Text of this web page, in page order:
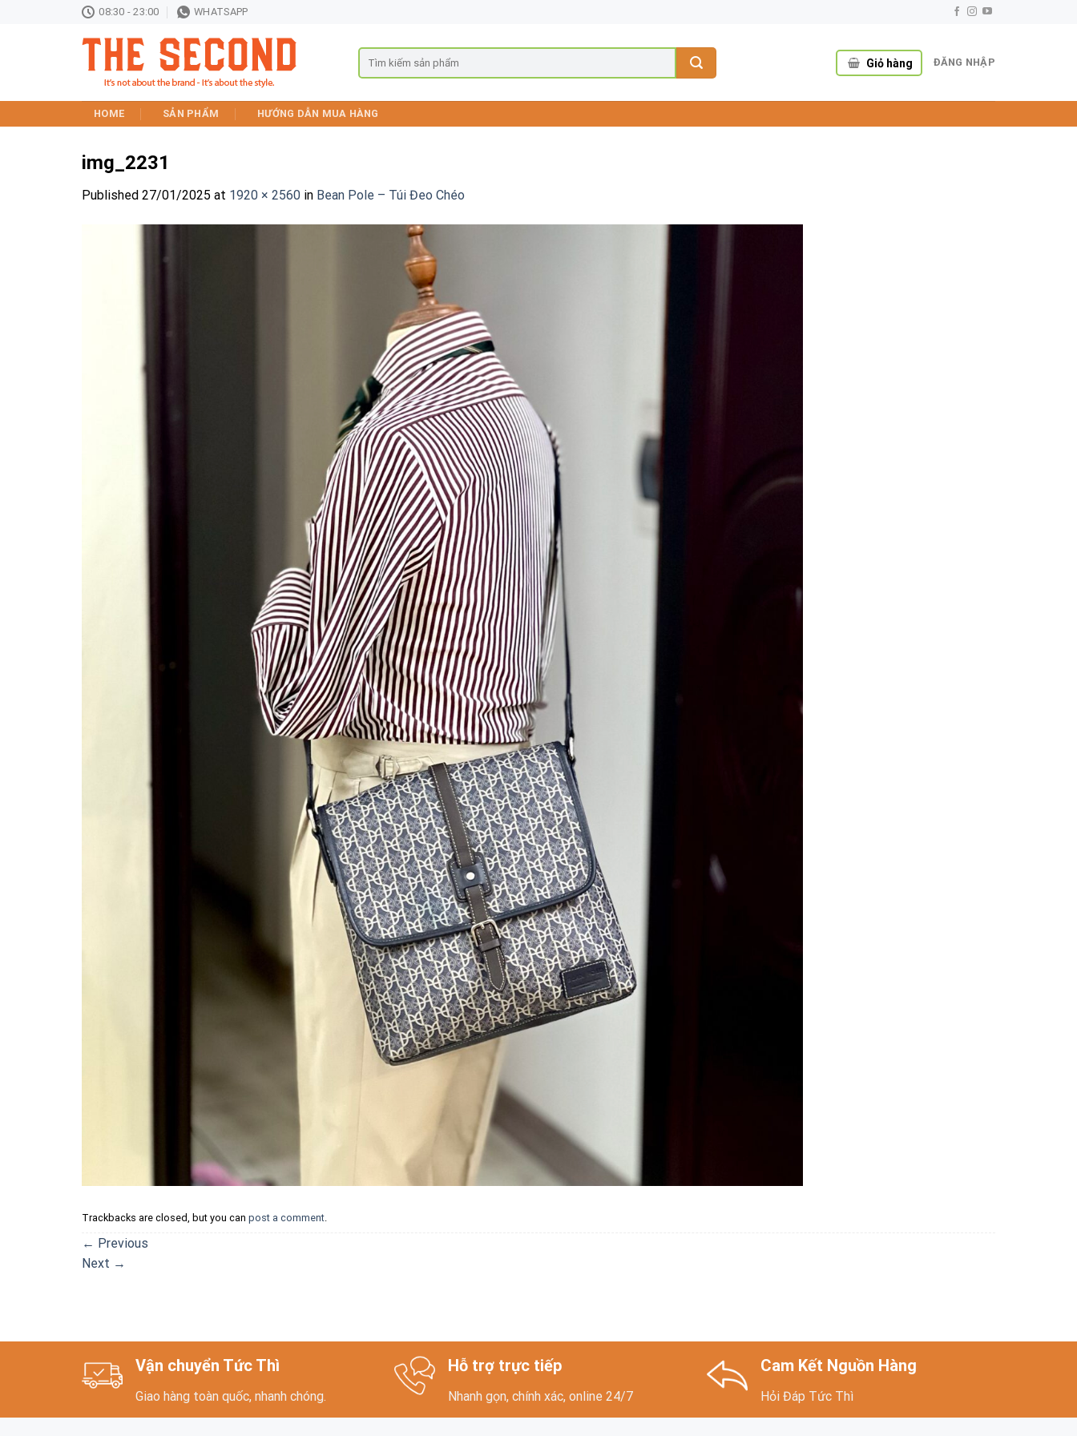
08:30 - 23:00 WHATSAPP
Giỏ hàng ĐĂNG NHẬP
HOME SẢN PHẨM HƯỚNG DẪN MUA HÀNG
img_2231
Published 27/01/2025 at 1920 × 2560 in Bean Pole – Túi Đeo Chéo
Trackbacks are closed, but you can post a comment.
← Previous
Next →
Vận chuyển Tức Thì
Giao hàng toàn quốc, nhanh chóng.
Hỗ trợ trực tiếp
Nhanh gọn, chính xác, online 24/7
Cam Kết Nguồn Hàng
Hỏi Đáp Tức Thì